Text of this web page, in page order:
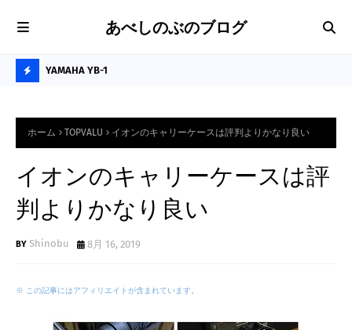
あべしのぶのブログ
O
O
S
な卓上 YAMAHA YB-1
ホーム TOPVALU イオンのキャリーケースは評判よりかなり良い
イオンのキャリーケースは評
判よりかなり良い
Shinobu 8月 16, 2019
※ この記事にはアフィリエイトが含まれています。